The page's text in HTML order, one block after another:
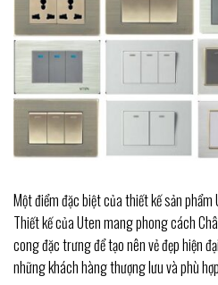
Một điểm đặc biệt của thiết kế sản
Thiết kế của Uten mang phong cách
cong đặc trưng để tạo nên vẻ đẹp hiện
những khách hàng thượng lưu và phù